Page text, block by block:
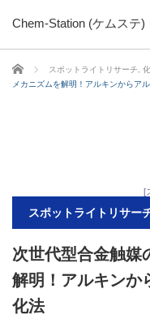
Chem-Station (ケムステ)
ホーム スポットライトリサーチ
メカニズムを解明！アルキンからア
[
スポットライトリサー
次世代型合金触媒
解明！アルキンか
化法